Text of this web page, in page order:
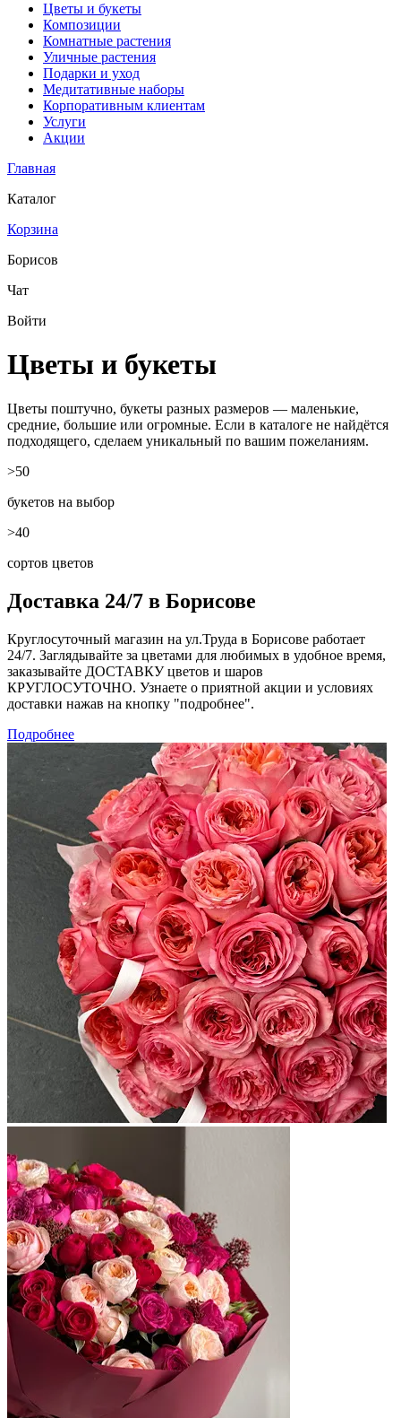
Цветы и букеты
Композиции
Комнатные растения
Уличные растения
Подарки и уход
Медитативные наборы
Корпоративным клиентам
Услуги
Акции
Главная
Каталог
Корзина
Борисов
Чат
Войти
Цветы и букеты
Цветы поштучно, букеты разных размеров — маленькие,
средние, большие или огромные. Если в каталоге не найдётся
подходящего, сделаем уникальный по вашим пожеланиям.
>50
букетов на выбор
>40
сортов цветов
Доставка 24/7 в Борисове
Круглосуточный магазин на ул.Труда в Борисове работает
24/7. Заглядывайте за цветами для любимых в удобное время,
заказывайте ДОСТАВКУ цветов и шаров
КРУГЛОСУТОЧНО. Узнаете о приятной акции и условиях
доставки нажав на кнопку "подробнее".
Подробнее